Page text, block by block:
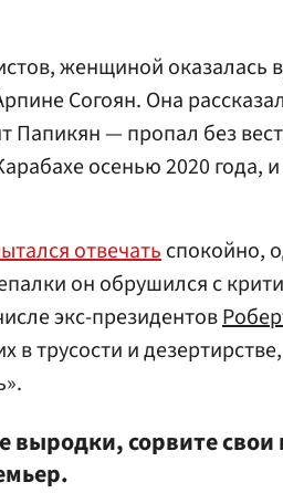
женщиной оказалась
Согоян. Она
Папикян — пропал без
осенью 2020 года,
отвечатьспокойно,
он обрушился с
экс-президентов
в трусости и
сорвите свои